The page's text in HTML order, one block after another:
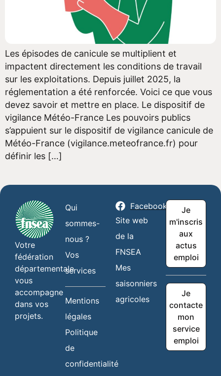
Les épisodes de canicule se multiplient et
impactent directement les conditions de travail
sur les exploitations. Depuis juillet 2025, la
réglementation a été renforcée. Voici ce que vous
devez savoir et mettre en place. Le dispositif de
vigilance Météo-France Les pouvoirs publics
s’appuient sur le dispositif de vigilance canicule de
Météo-France (vigilance.meteofrance.fr) pour
définir les […]
Votre
fédération
départementale
vous
accompagne
dans vos
projets.
Qui
sommes-
nous ?
Vos
services
Mentions
légales
Politique
de
confidentialité
Facebook
Site web
de la
FNSEA
Mes
saisonniers
agricoles
Je
m'inscris
aux
actus
emploi
Je
contacte
mon
service
emploi